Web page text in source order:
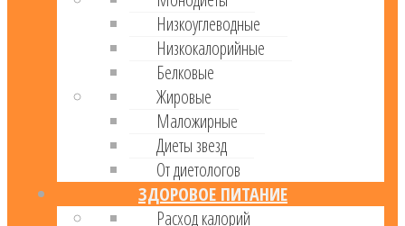
Низкоуглеводные
Низкокалорийные
Белковые
Жировые
Маложирные
Диеты звезд
От диетологов
ЗДОРОВОЕ ПИТАНИЕ
Расход калорий